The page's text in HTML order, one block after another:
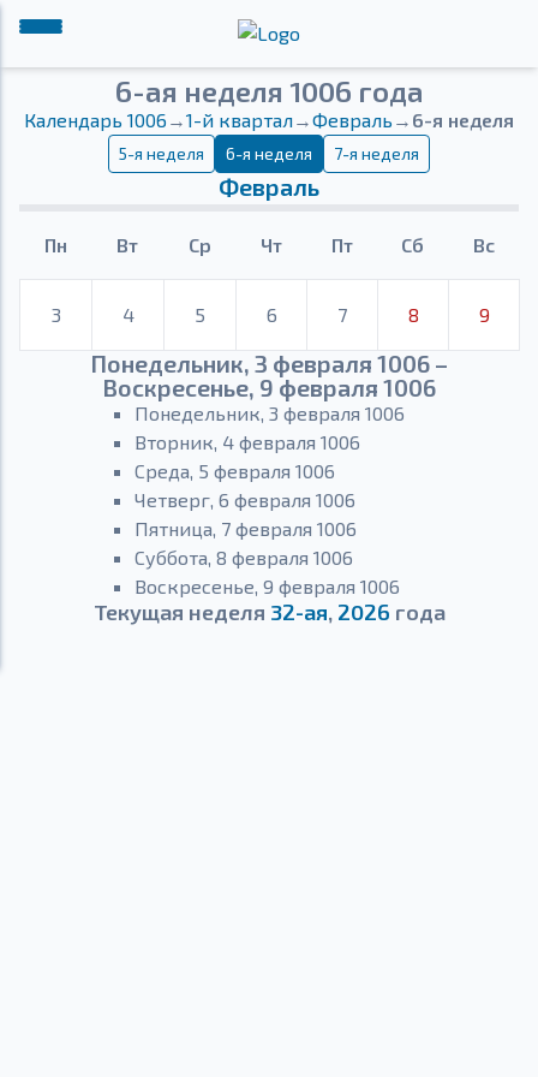
6-ая неделя 1006 года
Календарь 1006 →1-й квартал→Февраль → 6-я неделя
5-я неделя 6-я неделя 7-я неделя
Февраль
Пн Вт Ср Чт Пт Сб Вс
3 4 5 6 7 8 9
Понедельник, 3 февраля 1006 –
Воскресенье, 9 февраля 1006
Понедельник, 3 февраля 1006
Вторник, 4 февраля 1006
Среда, 5 февраля 1006
Четверг, 6 февраля 1006
Пятница, 7 февраля 1006
Суббота, 8 февраля 1006
Воскресенье, 9 февраля 1006
Текущая неделя 32-ая, 2026 года